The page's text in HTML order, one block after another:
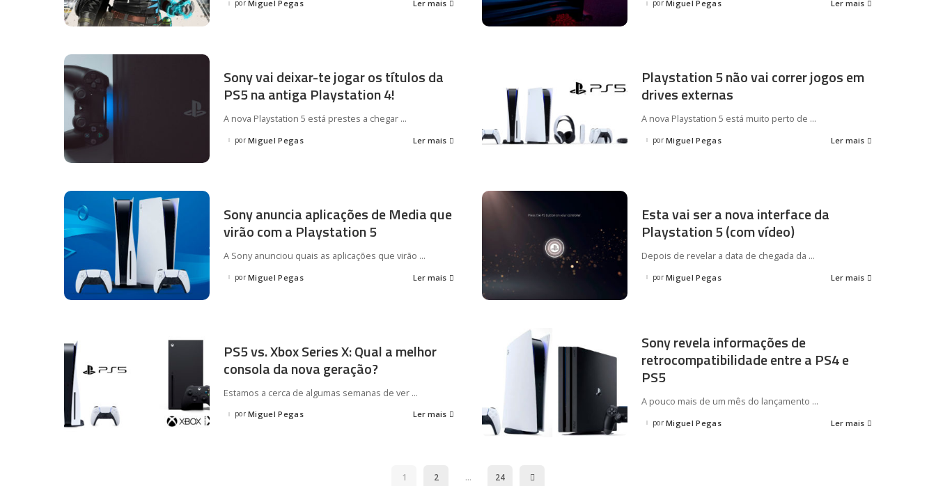
Posted
por Miguel Pegas Ler mais Posted
por Miguel Pegas Ler mais
Sony vai deixar-te jogar os títulos da
PS5 na antiga Playstation 4!
A nova Playstation 5 está prestes a chegar ...
Posted
por Miguel Pegas Ler mais
Playstation 5 não vai correr jogos em
drives externas
A nova Playstation 5 está muito perto de ...
Posted
por Miguel Pegas Ler mais
Sony anuncia aplicações de Media que
virão com a Playstation 5
A Sony anunciou quais as aplicações que virão ...
Posted
por Miguel Pegas Ler mais
Esta vai ser a nova interface da
Playstation 5 (com vídeo)
Depois de revelar a data de chegada da ...
Posted
por Miguel Pegas Ler mais
PS5 vs. Xbox Series X: Qual a melhor
consola da nova geração?
Estamos a cerca de algumas semanas de ver ...
Posted
por Miguel Pegas Ler mais
Sony revela informações de
retrocompatibilidade entre a PS4 e
PS5
A pouco mais de um mês do lançamento ...
Posted
por Miguel Pegas Ler mais
1 2 … 24